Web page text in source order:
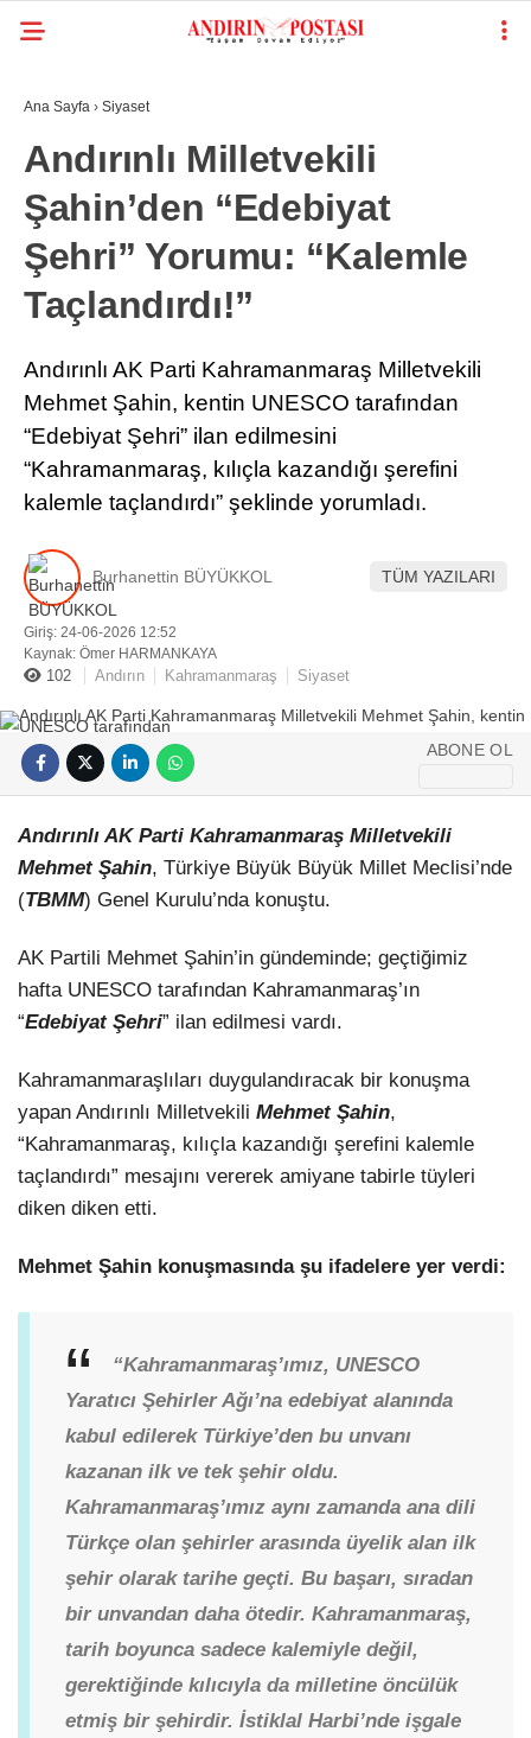
GALERİ
KAHRAMANMARAŞ
GÜNDEM
GENEL
YAYINLAR
SPOR
SANAT EDEBIYAT
HABER ARŞIVI
Ana Sayfa › Siyaset
Andırınlı Milletvekili
Şahin’den “Edebiyat
Şehri” Yorumu: “Kalemle
Taçlandırdı!”
Andırınlı AK Parti Kahramanmaraş Milletvekili
Mehmet Şahin, kentin UNESCO tarafından
“Edebiyat Şehri” ilan edilmesini
“Kahramanmaraş, kılıçla kazandığı şerefini
kalemle taçlandırdı” şeklinde yorumladı.
Burhanettin BÜYÜKKOL TÜM YAZILARI
Giriş: 24-06-2026 12:52
Kaynak: Ömer HARMANKAYA
102 Andırın Kahramanmaraş Siyaset
ABONE OL
Andırınlı AK Parti Kahramanmaraş Milletvekili
Mehmet Şahin, Türkiye Büyük Büyük Millet Meclisi’nde
(TBMM) Genel Kurulu’nda konuştu.
AK Partili Mehmet Şahin’in gündeminde; geçtiğimiz
hafta UNESCO tarafından Kahramanmaraş’ın
“Edebiyat Şehri” ilan edilmesi vardı.
Kahramanmaraşlıları duygulandıracak bir konuşma
yapan Andırınlı Milletvekili Mehmet Şahin,
“Kahramanmaraş, kılıçla kazandığı şerefini kalemle
taçlandırdı” mesajını vererek amiyane tabirle tüyleri
diken diken etti.
Mehmet Şahin konuşmasında şu ifadelere yer verdi:
“Kahramanmaraş’ımız, UNESCO
Yaratıcı Şehirler Ağı’na edebiyat alanında
kabul edilerek Türkiye’den bu unvanı
kazanan ilk ve tek şehir oldu.
Kahramanmaraş’ımız aynı zamanda ana dili
Türkçe olan şehirler arasında üyelik alan ilk
şehir olarak tarihe geçti. Bu başarı, sıradan
bir unvandan daha ötedir. Kahramanmaraş,
tarih boyunca sadece kalemiyle değil,
gerektiğinde kılıcıyla da milletine öncülük
etmiş bir şehirdir. İstiklal Harbi’nde işgale